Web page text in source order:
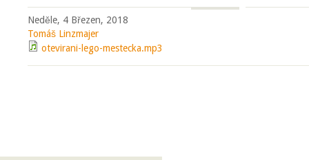
Neděle, 4 Březen, 2018
Tomáš Linzmajer
otevirani-lego-mestecka.mp3